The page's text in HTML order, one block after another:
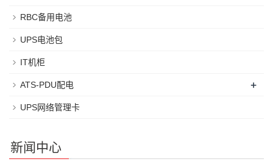
RBC备用电池
UPS电池包
IT机柜
ATS-PDU配电 +
UPS网络管理卡
新闻中心